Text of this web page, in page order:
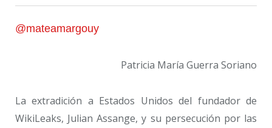
@mateamargouy
Patricia María Guerra Soriano
La extradición a Estados Unidos del fundador de
WikiLeaks, Julian Assange, y su persecución por las